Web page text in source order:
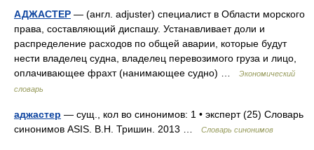
АДЖАСТЕР — (англ. adjuster) специалист в Области морского
права, составляющий диспашу. Устанавливает доли и
распределение расходов по общей аварии, которые будут
нести владелец судна, владелец перевозимого груза и лицо,
оплачивающее фрахт (нанимающее судно) …
Экономический
словарь
аджастер — сущ., кол во синонимов: 1 • эксперт (25) Словарь
синонимов ASIS. В.Н. Тришин. 2013 …
Словарь синонимов